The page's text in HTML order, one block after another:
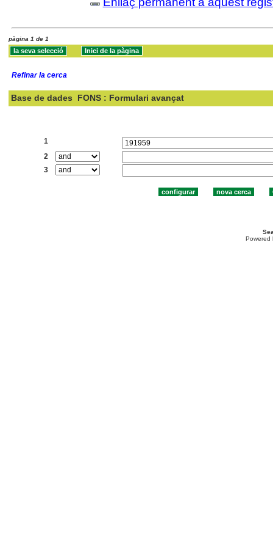
pàgina 1 de 1
Refinar la cerca
Base de dades FONS : Formulari avançat
1
2
3